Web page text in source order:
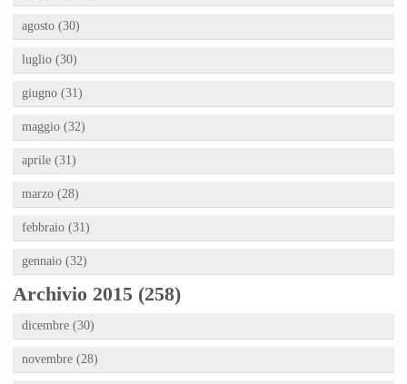
agosto (30)
luglio (30)
giugno (31)
maggio (32)
aprile (31)
marzo (28)
febbraio (31)
gennaio (32)
Archivio 2015 (258)
dicembre (30)
novembre (28)